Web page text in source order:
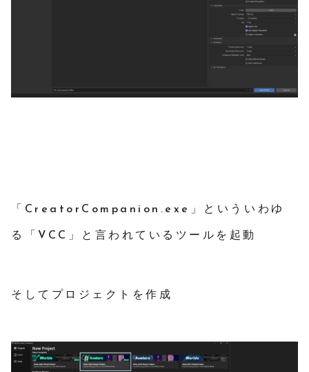
「CreatorCompanion.exe」といういわゆ
る「VCC」と言われているツールを起動
そしてプロジェクトを作成